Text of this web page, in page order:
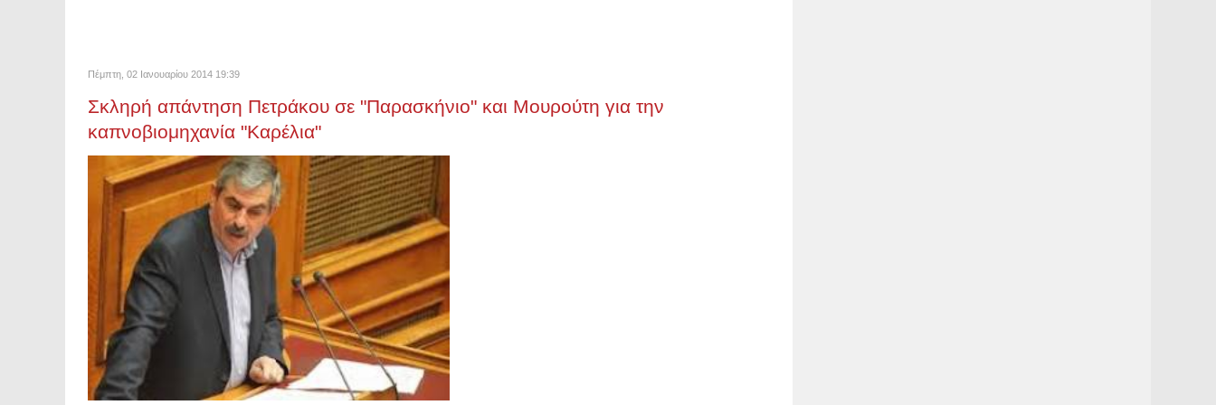
Πέμπτη, 02 Ιανουαρίου 2014 19:39
Σκληρή απάντηση Πετράκου σε "Παρασκήνιο" και Μουρούτη για την
καπνοβιομηχανία "Καρέλια"